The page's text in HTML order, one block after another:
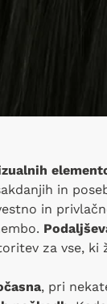
in
in
za vse,
, pri